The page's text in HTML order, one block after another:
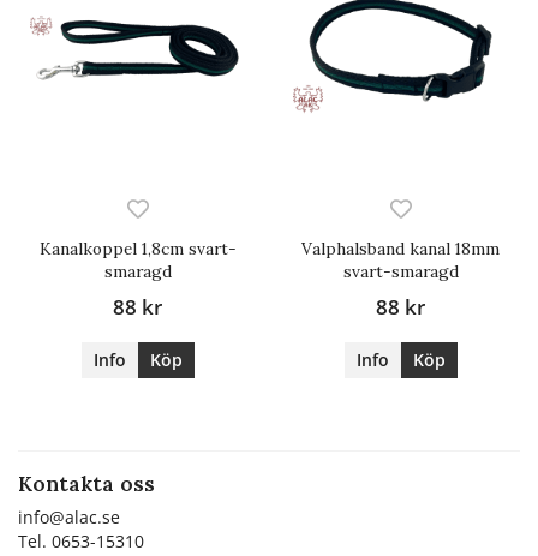
Kanalkoppel 1,8cm svart-
smaragd
88 kr
Info Köp
Valphalsband kanal 18mm
svart-smaragd
88 kr
Info Köp
Kontakta oss
info@alac.se
Tel. 0653-15310